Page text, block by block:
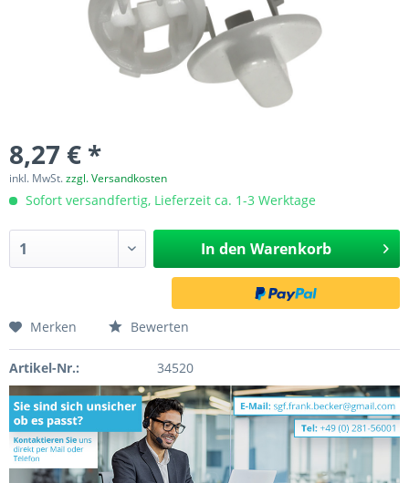
8,27 € *
inkl. MwSt.zzgl. Versandkosten
Sofort versandfertig, Lieferzeit ca. 1-3 Werktage
In den Warenkorb
Merken Bewerten
Artikel-Nr.: 34520